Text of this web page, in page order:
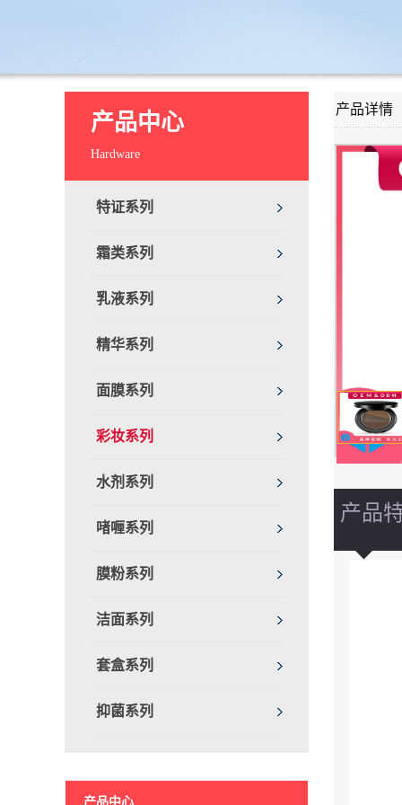
产品中心
Hardware
特证系列
霜类系列
乳液系列
精华系列
面膜系列
彩妆系列
水剂系列
啫喱系列
膜粉系列
洁面系列
套盒系列
抑菌系列
产品中心
产品详情
产品